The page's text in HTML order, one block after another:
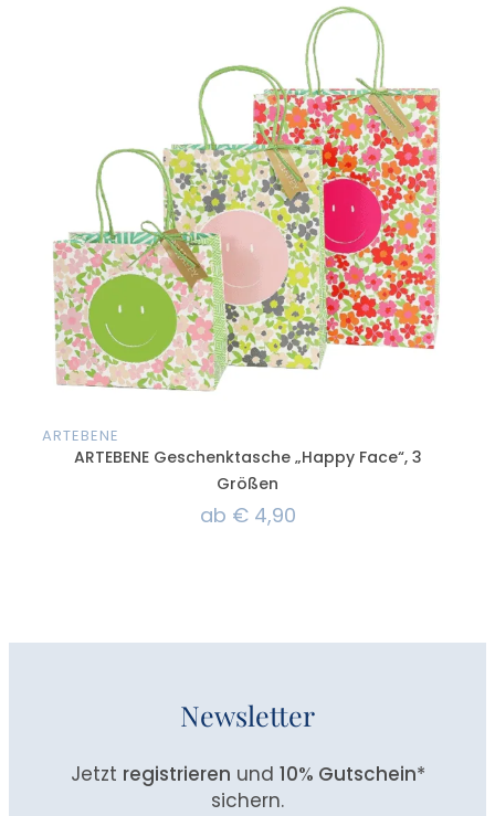
ARTEBENE
ARTEBENE Geschenktasche „Happy Face“, 3
Größen
ab €4,90
Newsletter
Jetzt registrieren und 10% Gutschein*
sichern.